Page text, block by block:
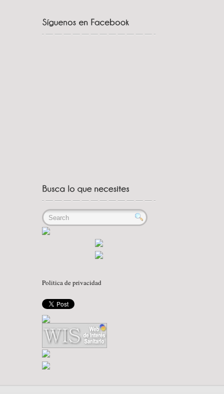
Politica de privacidad